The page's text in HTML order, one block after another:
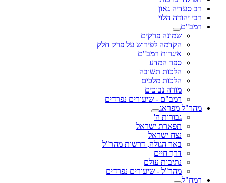
רב סעדיה גאון
רבי יהודה הלוי
רמב"ם
שמונה פרקים
הקדמה לפירוש על פרק חלק
איגרות רמב"ם
ספר המדע
הלכות תשובה
הלכות מלכים
מורה נבוכים
רמב"ם - שיעורים נפרדים
מהר"ל מפראג
גבורות ה'
תפארת ישראל
נצח ישראל
באר הגולה, דרשות מהר"ל
דרך חיים
נתיבות עולם
מהר"ל - שיעורים נפרדים
רמח"ל